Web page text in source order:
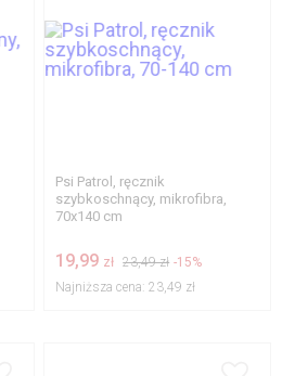
Psi Patrol, ręcznik
szybkoschnący, mikrofibra,
70x140 cm
19,99 zł 23,49 zł -15%
Najniższa cena: 23,49 zł